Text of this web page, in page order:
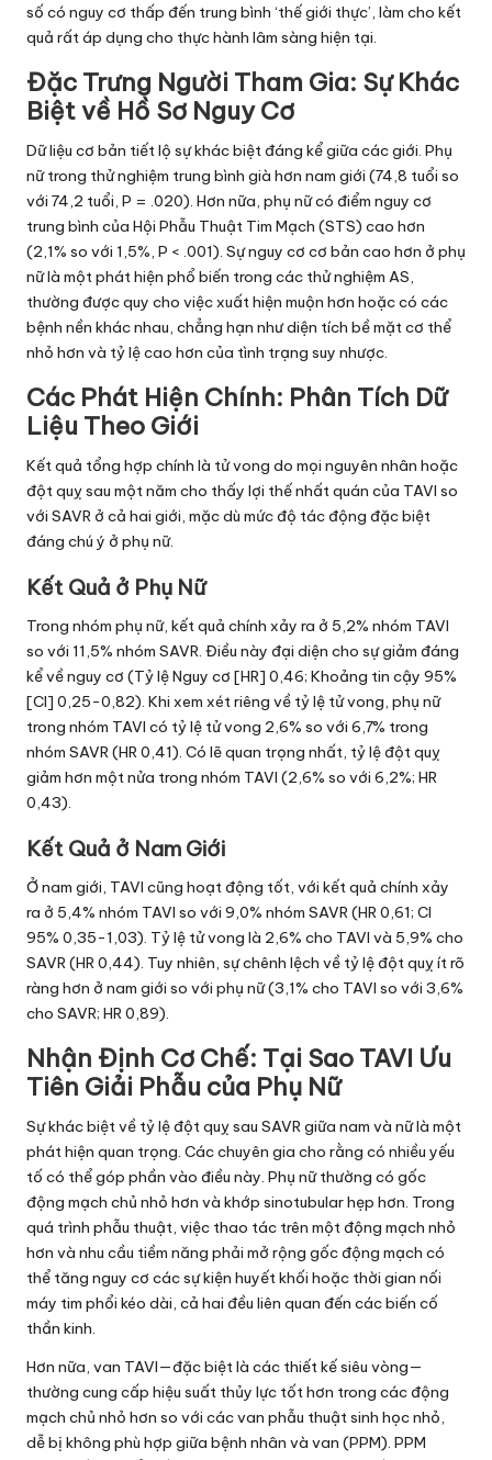
số có nguy cơ thấp đến trung bình ‘thế giới thực’, làm cho kết
quả rất áp dụng cho thực hành lâm sàng hiện tại.
Đặc Trưng Người Tham Gia: Sự Khác
Biệt về Hồ Sơ Nguy Cơ
Dữ liệu cơ bản tiết lộ sự khác biệt đáng kể giữa các giới. Phụ
nữ trong thử nghiệm trung bình già hơn nam giới (74,8 tuổi so
với 74,2 tuổi, P = .020). Hơn nữa, phụ nữ có điểm nguy cơ
trung bình của Hội Phẫu Thuật Tim Mạch (STS) cao hơn
(2,1% so với 1,5%, P < .001). Sự nguy cơ cơ bản cao hơn ở phụ
nữ là một phát hiện phổ biến trong các thử nghiệm AS,
thường được quy cho việc xuất hiện muộn hơn hoặc có các
bệnh nền khác nhau, chẳng hạn như diện tích bề mặt cơ thể
nhỏ hơn và tỷ lệ cao hơn của tình trạng suy nhược.
Các Phát Hiện Chính: Phân Tích Dữ
Liệu Theo Giới
Kết quả tổng hợp chính là tử vong do mọi nguyên nhân hoặc
đột quỵ sau một năm cho thấy lợi thế nhất quán của TAVI so
với SAVR ở cả hai giới, mặc dù mức độ tác động đặc biệt
đáng chú ý ở phụ nữ.
Kết Quả ở Phụ Nữ
Trong nhóm phụ nữ, kết quả chính xảy ra ở 5,2% nhóm TAVI
so với 11,5% nhóm SAVR. Điều này đại diện cho sự giảm đáng
kể về nguy cơ (Tỷ lệ Nguy cơ [HR] 0,46; Khoảng tin cậy 95%
[CI] 0,25-0,82). Khi xem xét riêng về tỷ lệ tử vong, phụ nữ
trong nhóm TAVI có tỷ lệ tử vong 2,6% so với 6,7% trong
nhóm SAVR (HR 0,41). Có lẽ quan trọng nhất, tỷ lệ đột quỵ
giảm hơn một nửa trong nhóm TAVI (2,6% so với 6,2%; HR
0,43).
Kết Quả ở Nam Giới
Ở nam giới, TAVI cũng hoạt động tốt, với kết quả chính xảy
ra ở 5,4% nhóm TAVI so với 9,0% nhóm SAVR (HR 0,61; CI
95% 0,35-1,03). Tỷ lệ tử vong là 2,6% cho TAVI và 5,9% cho
SAVR (HR 0,44). Tuy nhiên, sự chênh lệch về tỷ lệ đột quỵ ít rõ
ràng hơn ở nam giới so với phụ nữ (3,1% cho TAVI so với 3,6%
cho SAVR; HR 0,89).
Nhận Định Cơ Chế: Tại Sao TAVI Ưu
Tiên Giải Phẫu của Phụ Nữ
Sự khác biệt về tỷ lệ đột quỵ sau SAVR giữa nam và nữ là một
phát hiện quan trọng. Các chuyên gia cho rằng có nhiều yếu
tố có thể góp phần vào điều này. Phụ nữ thường có gốc
động mạch chủ nhỏ hơn và khớp sinotubular hẹp hơn. Trong
quá trình phẫu thuật, việc thao tác trên một động mạch nhỏ
hơn và nhu cầu tiềm năng phải mở rộng gốc động mạch có
thể tăng nguy cơ các sự kiện huyết khối hoặc thời gian nối
máy tim phổi kéo dài, cả hai đều liên quan đến các biến cố
thần kinh.
Hơn nữa, van TAVI—đặc biệt là các thiết kế siêu vòng—
thường cung cấp hiệu suất thủy lực tốt hơn trong các động
mạch chủ nhỏ hơn so với các van phẫu thuật sinh học nhỏ,
dễ bị không phù hợp giữa bệnh nhân và van (PPM). PPM